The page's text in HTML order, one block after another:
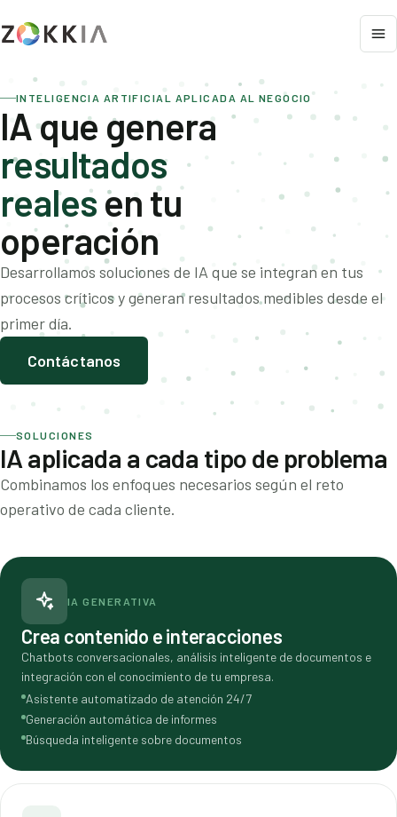
INTELIGENCIA ARTIFICIAL APLICADA AL NEGOCIO
IA que genera
resultados
reales en tu
operación
Desarrollamos soluciones de IA que se integran en tus
procesos críticos y generan resultados medibles desde el
primer día.
Contáctanos
SOLUCIONES
IA aplicada a cada tipo de problema
Combinamos los enfoques necesarios según el reto
operativo de cada cliente.
IA GENERATIVA
Crea contenido e interacciones
Chatbots conversacionales, análisis inteligente de documentos e
integración con el conocimiento de tu empresa.
Asistente automatizado de atención 24/7
Generación automática de informes
Búsqueda inteligente sobre documentos